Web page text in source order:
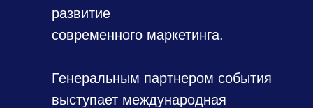
развитие
современного маркетинга.
Генеральным партнером события
выступает международная